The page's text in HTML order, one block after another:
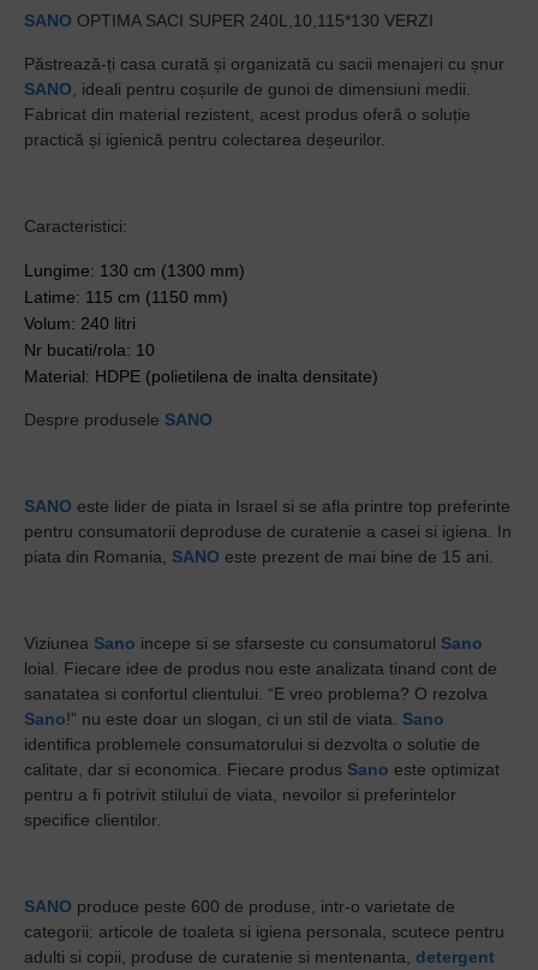
SANO OPTIMA SACI SUPER 240L,10,115*130 VERZI
Păstrează-ți casa curată și organizată cu sacii menajeri cu șnur
SANO , ideali pentru coșurile de gunoi de dimensiuni medii.
Fabricat din material rezistent, acest produs oferă o soluție
practică și igienică pentru colectarea deșeurilor.
Caracteristici:
Lungime: 130 cm (1300 mm)
Latime: 115 cm (1150 mm)
Volum: 240 litri
Nr bucati/rola: 10
Material: HDPE (polietilena de inalta densitate)
Despre produsele SANO
SANO este lider de piata in Israel si se afla printre top preferinte
pentru consumatorii deproduse de curatenie a casei si igiena. In
piata din Romania, SANO este prezent de mai bine de 15 ani.
Viziunea Sano incepe si se sfarseste cu consumatorul Sano
loial. Fiecare idee de produs nou este analizata tinand cont de
sanatatea si confortul clientului. “E vreo problema? O rezolva
Sano!” nu este doar un slogan, ci un stil de viata. Sano
identifica problemele consumatorului si dezvolta o solutie de
calitate, dar si economica. Fiecare produs Sano este optimizat
pentru a fi potrivit stilului de viata, nevoilor si preferintelor
specifice clientilor.
SANO produce peste 600 de produse, intr-o varietate de
categorii: articole de toaleta si igiena personala, scutece pentru
adulti si copii, produse de curatenie si mentenanta, detergent